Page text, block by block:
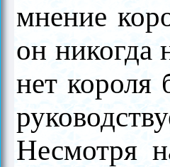
мнение
он никогда
нет короля
Несмотря